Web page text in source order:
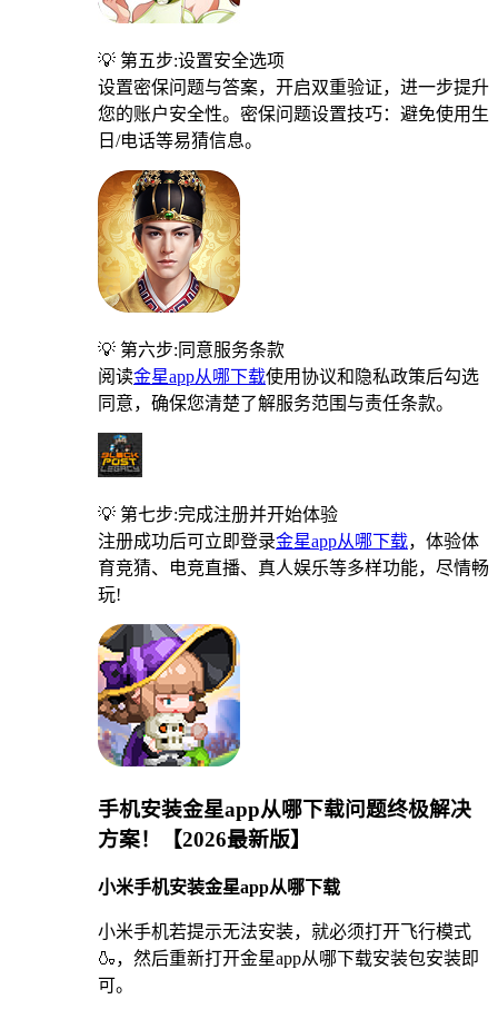
💡 第五步:设置安全选项
设置密保问题与答案，开启双重验证，进一步提升
您的账户安全性。密保问题设置技巧：避免使用生
日/电话等易猜信息。
💡 第六步:同意服务条款
阅读金星app从哪下载使用协议和隐私政策后勾选
同意，确保您清楚了解服务范围与责任条款。
💡 第七步:完成注册并开始体验
注册成功后可立即登录金星app从哪下载，体验体
育竞猜、电竞直播、真人娱乐等多样功能，尽情畅
玩!
手机安装金星app从哪下载问题终极解决
方案！【2026最新版】
小米手机安装金星app从哪下载
小米手机若提示无法安装，就必须打开飞行模式
🍶，然后重新打开金星app从哪下载安装包安装即
可。